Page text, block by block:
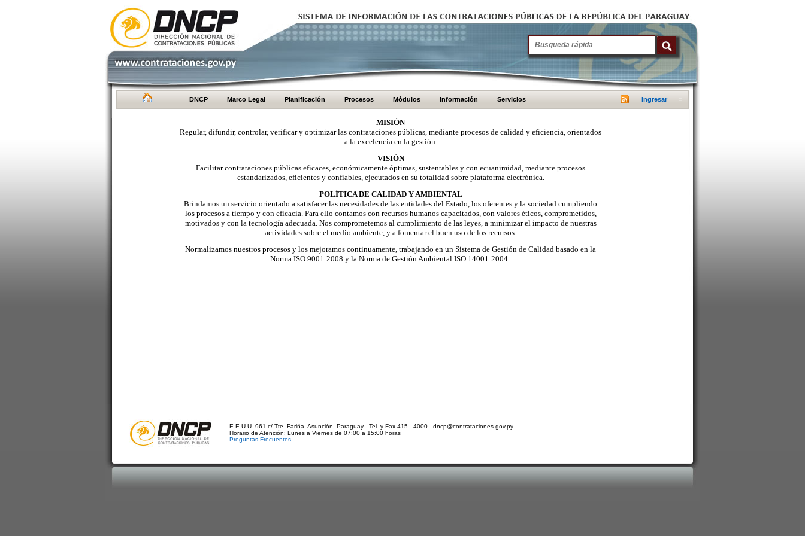
DNCP Marco Legal Planificación Procesos Módulos Información Servicios Ingresar
MISIÓN
Regular, difundir, controlar, verificar y optimizar las contrataciones públicas, mediante procesos de calidad y eficiencia, orientados
a la excelencia en la gestión.
VISIÓN
Facilitar contrataciones públicas eficaces, económicamente óptimas, sustentables y con ecuanimidad, mediante procesos
estandarizados, eficientes y confiables, ejecutados en su totalidad sobre plataforma electrónica.
POLÍTICA DE CALIDAD Y AMBIENTAL
Brindamos un servicio orientado a satisfacer las necesidades de las entidades del Estado, los oferentes y la sociedad cumpliendo
los procesos a tiempo y con eficacia. Para ello contamos con recursos humanos capacitados, con valores éticos, comprometidos,
motivados y con la tecnología adecuada. Nos comprometemos al cumplimiento de las leyes, a minimizar el impacto de nuestras
actividades sobre el medio ambiente, y a fomentar el buen uso de los recursos.
Normalizamos nuestros procesos y los mejoramos continuamente, trabajando en un Sistema de Gestión de Calidad basado en la
Norma ISO 9001:2008 y la Norma de Gestión Ambiental ISO 14001:2004..
E.E.U.U. 961 c/ Tte. Fariña. Asunción, Paraguay - Tel. y Fax 415 - 4000 - dncp@contrataciones.gov.py
Horario de Atención: Lunes a Viernes de 07:00 a 15:00 horas
Preguntas Frecuentes